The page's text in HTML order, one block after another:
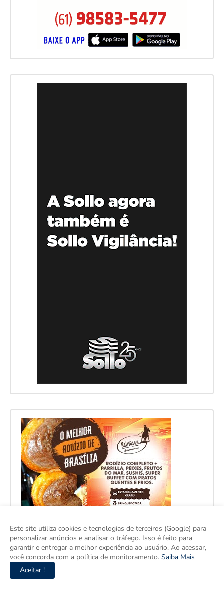
Este site utiliza cookies e tecnologias de terceiros (Google) para
personalizar anúncios e analisar o tráfego. Isso é feito para
garantir e entregar a melhor experiência ao usuário. Ao acessar,
você concorda com a política de monitoramento. Saiba Mais
Aceitar !